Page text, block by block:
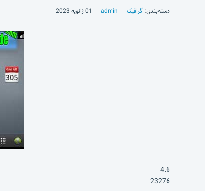
دسته‌بندی: گرافیک admin 01 ژانویه 2023
4.6
23276